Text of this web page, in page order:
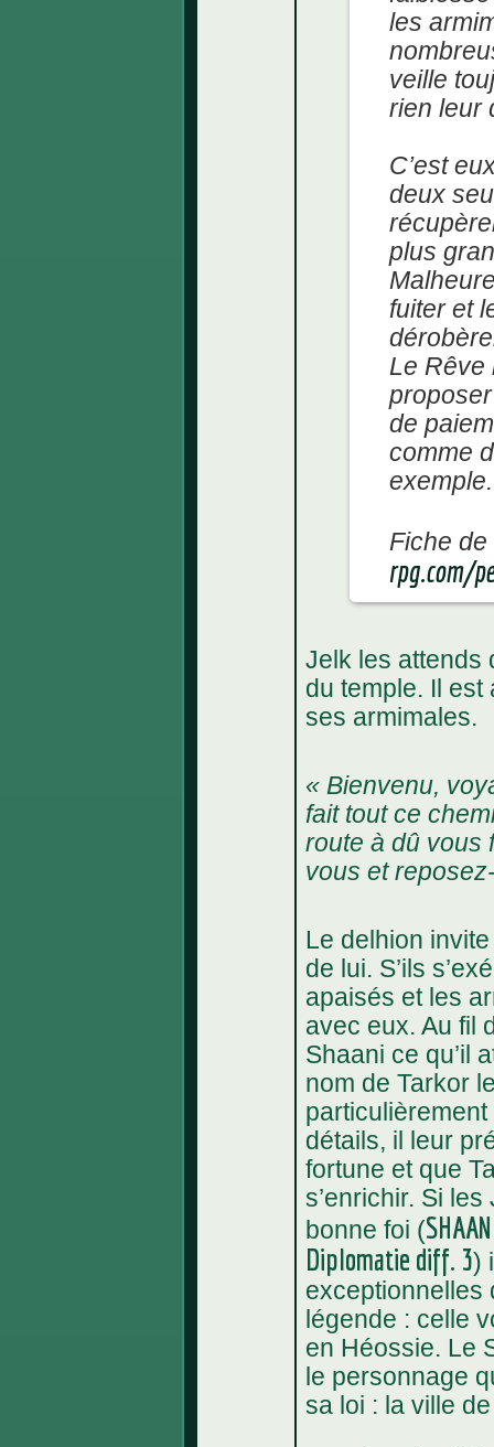
les
veille
rien leur
C’est
deux
plus
fuiter et
Le Rêve
de
comme
exemple.
Fiche
rpg.com/
Jelk les attends
du temple. Il est
ses armimales.
« Bienvenu,
fait tout ce
route à dû vous
vous et
Le delhion
de lui. S’ils
apaisés et les
avec eux. Au fil
Shaani ce qu’il
nom de Tarkor
détails, il leur
fortune et que
s’enrichir. Si
bonne foi (
Diplomatie diff. 3)
exceptionnelles
légende : celle
en Héossie. Le
le personnage
sa loi : la ville